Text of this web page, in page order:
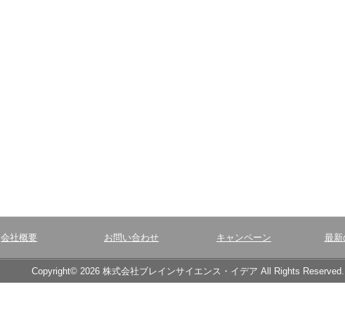
会社概要 お問い合わせ キャンペーン 最新
Copyright© 2026 株式会社ブレインサイエンス・イデア All Rights Reserved.